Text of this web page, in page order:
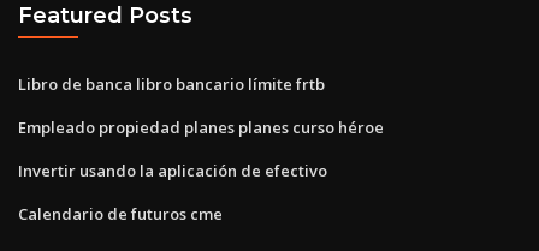
Featured Posts
Libro de banca libro bancario límite frtb
Empleado propiedad planes planes curso héroe
Invertir usando la aplicación de efectivo
Calendario de futuros cme